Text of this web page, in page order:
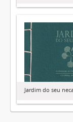
Jardim do seu